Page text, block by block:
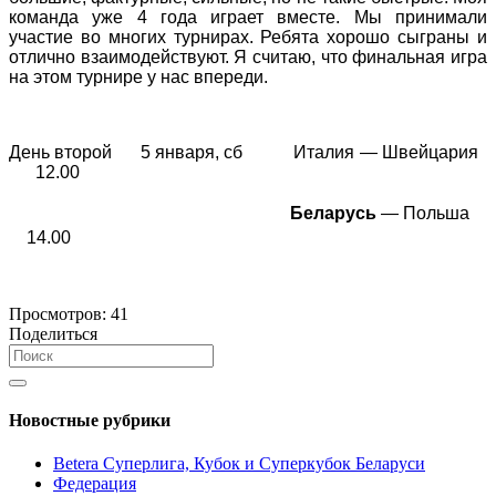
команда уже 4 года играет вместе. Мы принимали
участие во многих турнирах. Ребята хорошо сыграны и
отлично взаимодействуют. Я считаю, что финальная игра
на этом турнире у нас впереди.
День второй 5 января, сб Италия — Швейцария
12.00
Беларусь— Польша
14.00
Просмотров: 41
Поделиться
Новостные рубрики
Betera Суперлига, Кубок и Суперкубок Беларуси
Федерация